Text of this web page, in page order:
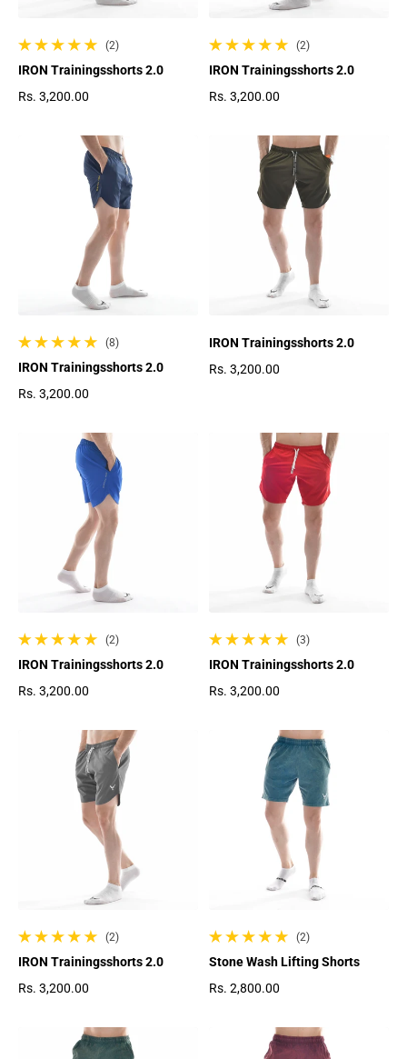
(2)
2 gesamte Bewertungen
IRON Trainingsshorts 2.0
Rs. 3,200.00
(2)
2 gesamte Bewertungen
IRON Trainingsshorts 2.0
Rs. 3,200.00
(8)
8 gesamte Bewertungen
IRON Trainingsshorts 2.0
Rs. 3,200.00
IRON Trainingsshorts 2.0
Rs. 3,200.00
(2)
2 gesamte Bewertungen
IRON Trainingsshorts 2.0
Rs. 3,200.00
(3)
3 gesamte Bewertungen
IRON Trainingsshorts 2.0
Rs. 3,200.00
(2)
2 gesamte Bewertungen
IRON Trainingsshorts 2.0
Rs. 3,200.00
(2)
2 gesamte Bewertungen
Stone Wash Lifting Shorts
Rs. 2,800.00